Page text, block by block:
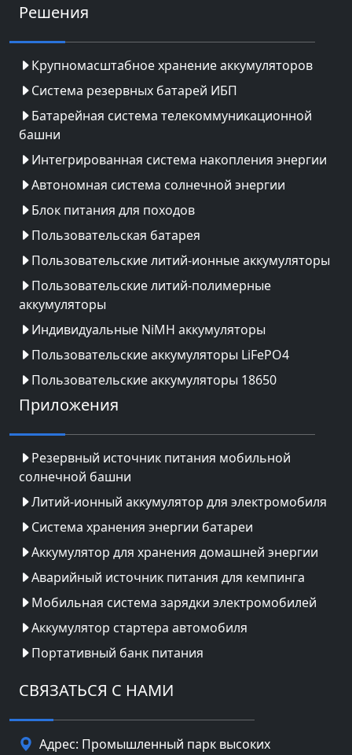
Решения
Крупномасштабное хранение аккумуляторов
Система резервных батарей ИБП
Батарейная система телекоммуникационной
башни
Интегрированная система накопления энергии
Автономная система солнечной энергии
Блок питания для походов
Пользовательская батарея
Пользовательские литий-ионные аккумуляторы
Пользовательские литий-полимерные
аккумуляторы
Индивидуальные NiMH аккумуляторы
Пользовательские аккумуляторы LiFePO4
Пользовательские аккумуляторы 18650
Приложения
Резервный источник питания мобильной
солнечной башни
Литий-ионный аккумулятор для электромобиля
Система хранения энергии батареи
Аккумулятор для хранения домашней энергии
Аварийный источник питания для кемпинга
Мобильная система зарядки электромобилей
Аккумулятор стартера автомобиля
Портативный банк питания
СВЯЗАТЬСЯ С НАМИ
Адрес: Промышленный парк высоких